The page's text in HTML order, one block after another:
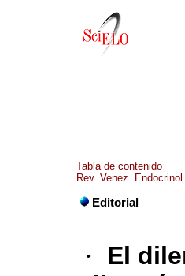
Tabla de contenido
Rev. Venez.
Editorial
·
El